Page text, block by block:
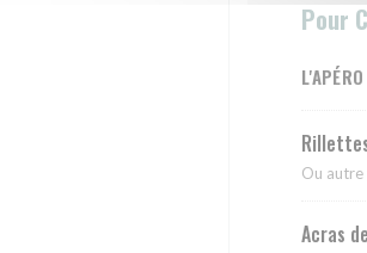
Pour
L'APÉRO
Ou
Acras